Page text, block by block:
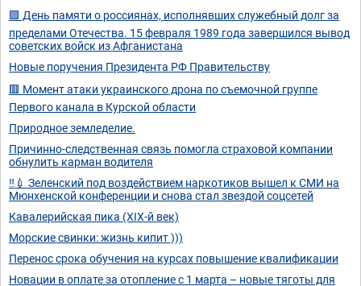
🟩 День памяти о россиянах, исполнявших служебный долг за
пределами Отечества. 15 февраля 1989 года завершился вывод
советских войск из Афганистана
Новые поручения Президента РФ Правительству
🟥 Момент атаки украинского дрона по съемочной группе
Первого канала в Курской области
Природное земледелие.
Причинно-следственная связь помогла страховой компании
обнулить карман водителя
‼️💉 Зеленский под воздействием наркотиков вышел к СМИ на
Мюнхенской конференции и снова стал звездой соцсетей
Кавалерийская пика (XIX-й век)
Морские свинки: жизнь кипит )))
Перенос срока обучения на курсах повышение квалификации
Новации в оплате за отопление с 1 марта – новые тяготы для